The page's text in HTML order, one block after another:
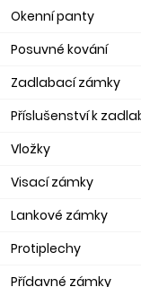
Okenní panty
Posuvné kování
Zadlabací zámky
Příslušenství k
Vložky
Visací zámky
Lankové zámky
Protiplechy
Přídavné zámky